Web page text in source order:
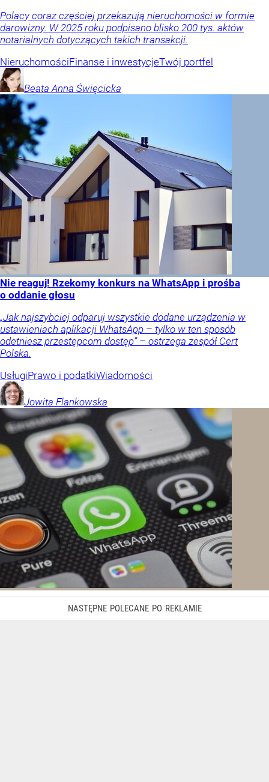
Polacy coraz częściej przekazują nieruchomości w formie
darowizny. W 2025 roku podpisano blisko 200 tys. aktów
notarialnych dotyczących takich transakcji.
NieruchomościFinanse i inwestycjeTwój portfel
Beata Anna Święcicka
Nie reaguj! Rzekomy konkurs na WhatsApp i prośba
o oddanie głosu
„Jak najszybciej odparuj wszystkie dodane urządzenia w
ustawieniach aplikacji WhatsApp – tylko w ten sposób
odetniesz przestępcom dostęp” – ostrzega zespół Cert
Polska.
UsługiPrawo i podatkiWiadomości
Jowita Flankowska